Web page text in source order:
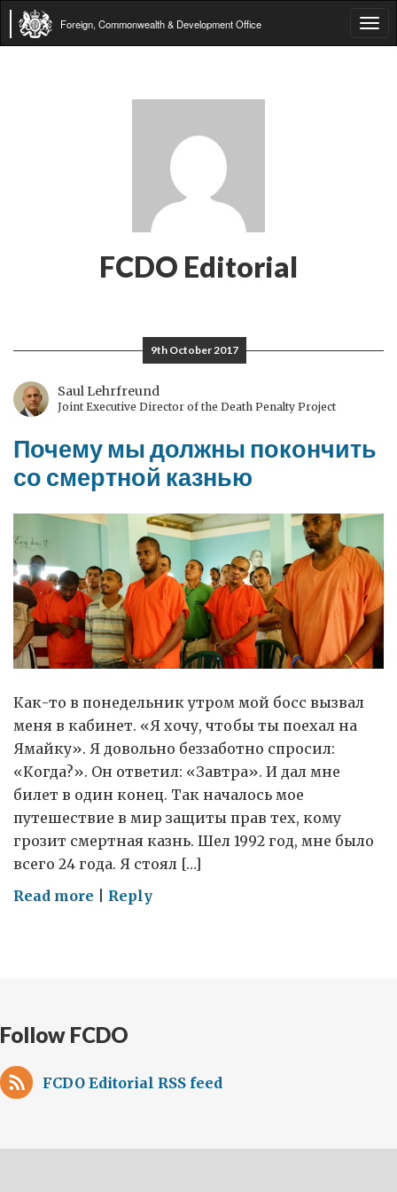
Foreign, Commonwealth & Development Office
FCDO Editorial
9th October 2017
Saul Lehrfreund
Joint Executive Director of the Death Penalty Project
Почему мы должны покончить
со смертной казнью
Как-то в понедельник утром мой босс вызвал
меня в кабинет. «Я хочу, чтобы ты поехал на
Ямайку». Я довольно беззаботно спросил:
«Когда?». Он ответил: «Завтра». И дал мне
билет в один конец. Так началось мое
путешествие в мир защиты прав тех, кому
грозит смертная казнь. Шел 1992 год, мне было
всего 24 года. Я стоял […]
Read more on
смертной
Reply
Follow FCDO
FCDO Editorial RSS feed